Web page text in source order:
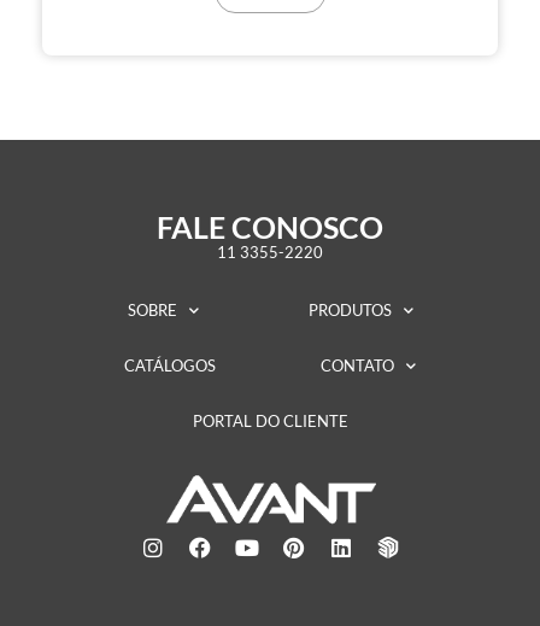
FALE CONOSCO
11 3355-2220
SOBRE PRODUTOS
CATÁLOGOS CONTATO
PORTAL DO CLIENTE